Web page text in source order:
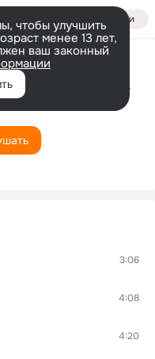
Войти
чтобы улучшить
менее 13 лет,
ваш законный
Такая скромная любовь
3:06
4:08
4:20